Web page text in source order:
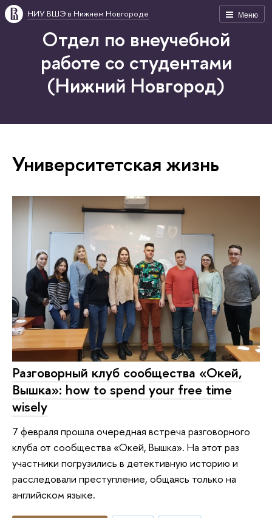
Меню
НИУ ВШЭ в Нижнем Новгороде
Отдел по внеучебной
работе со студентами
(Нижний Новгород)
Университетская жизнь
Разговорный клуб сообщества «Окей,
Вышка»: how to spend your free time
wisely
7 февраля прошла очередная встреча разговорного
клуба от сообщества «Окей, Вышка». На этот раз
участники погрузились в детективную историю и
расследовали преступление, общаясь только на
английском языке.